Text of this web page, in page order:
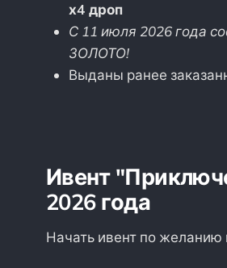
х4 дроп
С 11 июля 2026 года
ЗОЛОТО!
Выданы ранее
Ивент
2026 года
Начать ивент по